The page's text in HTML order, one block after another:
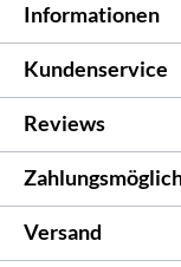
Informationen
Kundenservice
Reviews
Versand